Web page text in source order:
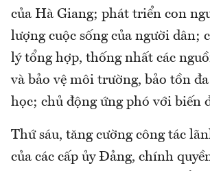
của Hà Giang; phát triển con
lượng cuộc sống của người dân;
lý tổng hợp, thống nhất các
và bảo vệ môi trường, bảo tồn
học; chủ động ứng phó với biến
Thứ sáu, tăng cường công tác
của các cấp ủy Đảng, chính